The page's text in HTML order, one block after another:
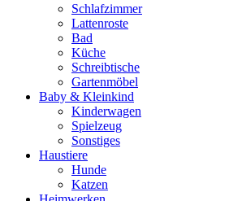
Schlafzimmer
Lattenroste
Bad
Küche
Schreibtische
Gartenmöbel
Baby & Kleinkind
Kinderwagen
Spielzeug
Sonstiges
Haustiere
Hunde
Katzen